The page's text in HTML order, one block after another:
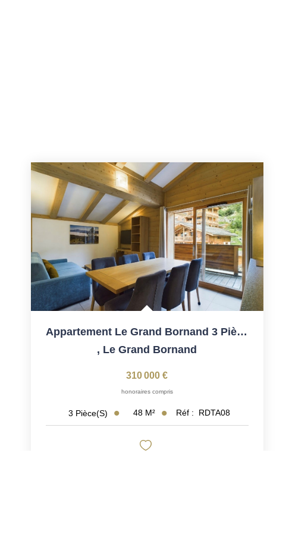
Appartement Le Grand Bornand 3 Pièces De 48 M2
, Le Grand Bornand
310 000 €
honoraires compris
3 Pièce(s) 48 M² Réf : RDTA08